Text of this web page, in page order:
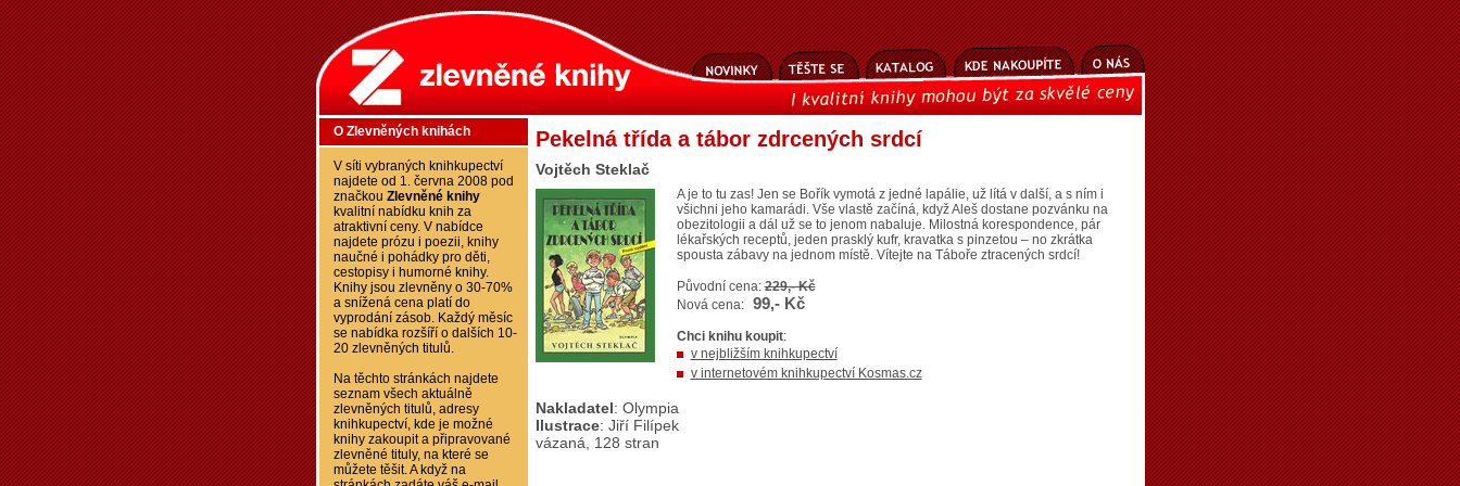
Pekelná třída a tábor zdrcených srdcí
Vojtěch Steklač
A je to tu zas! Jen se Bořík vymotá z jedné lapálie, už lítá v další, a s ním i
všichni jeho kamarádi. Vše vlastě začíná, když Aleš dostane pozvánku na
obezitologii a dál už se to jenom nabaluje. Milostná korespondence, pár
lékařských receptů, jeden prasklý kufr, kravatka s pinzetou – no zkrátka
spousta zábavy na jednom místě. Vítejte na Táboře ztracených srdcí!
Původní cena:229,- Kč
Nová cena: 99,- Kč
Chci knihu koupit:
v nejbližším knihkupectví
v internetovém knihkupectví Kosmas.cz
Nakladatel: Olympia
Ilustrace: Jiří Filípek
vázaná, 128 stran
O Zlevněných knihách
V síti vybraných knihkupectví
najdete od 1. června 2008 pod
značkou Zlevněné knihy
kvalitní nabídku knih za
atraktivní ceny. V nabídce
najdete prózu i poezii, knihy
naučné i pohádky pro děti,
cestopisy i humorné knihy.
Knihy jsou zlevněny o 30-70%
a snížená cena platí do
vyprodání zásob. Každý měsíc
se nabídka rozšíří o dalších 10-
20 zlevněných titulů.
Na těchto stránkách najdete
seznam všech aktuálně
zlevněných titulů, adresy
knihkupectví, kde je možné
knihy zakoupit a připravované
zlevněné tituly, na které se
můžete těšit. A když na